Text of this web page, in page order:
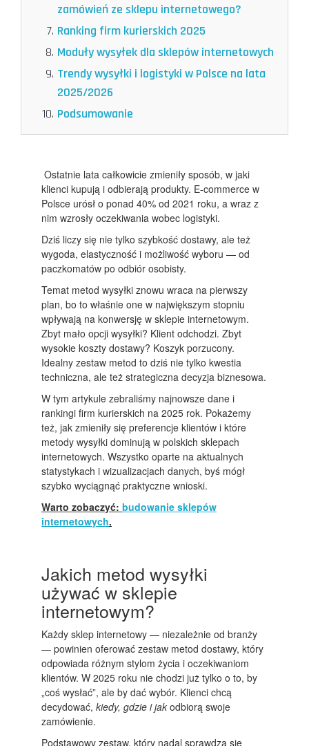
zamówień ze sklepu internetowego?
Ranking firm kurierskich 2025
Moduły wysyłek dla sklepów internetowych
Trendy wysyłki i logistyki w Polsce na lata
2025/2026
Podsumowanie
Ostatnie lata całkowicie zmieniły sposób, w jaki
klienci kupują i odbierają produkty. E-commerce w
Polsce urósł o ponad 40% od 2021 roku, a wraz z
nim wzrosły oczekiwania wobec logistyki.
Dziś liczy się nie tylko szybkość dostawy, ale też
wygoda, elastyczność i możliwość wyboru — od
paczkomatów po odbiór osobisty.
Temat metod wysyłki znowu wraca na pierwszy
plan, bo to właśnie one w największym stopniu
wpływają na konwersję w sklepie internetowym.
Zbyt mało opcji wysyłki? Klient odchodzi. Zbyt
wysokie koszty dostawy? Koszyk porzucony.
Idealny zestaw metod to dziś nie tylko kwestia
techniczna, ale też strategiczna decyzja biznesowa.
W tym artykule zebraliśmy najnowsze dane i
rankingi firm kurierskich na 2025 rok. Pokażemy
też, jak zmieniły się preferencje klientów i które
metody wysyłki dominują w polskich sklepach
internetowych. Wszystko oparte na aktualnych
statystykach i wizualizacjach danych, byś mógł
szybko wyciągnąć praktyczne wnioski.
Warto zobaczyć: budowanie sklepów
internetowych.
Jakich metod wysyłki
używać w sklepie
internetowym?
Każdy sklep internetowy — niezależnie od branży
— powinien oferować zestaw metod dostawy, który
odpowiada różnym stylom życia i oczekiwaniom
klientów. W 2025 roku nie chodzi już tylko o to, by
„coś wysłać”, ale by dać wybór. Klienci chcą
decydować, kiedy, gdzie i jak odbiorą swoje
zamówienie.
Podstawowy zestaw, który nadal sprawdza się